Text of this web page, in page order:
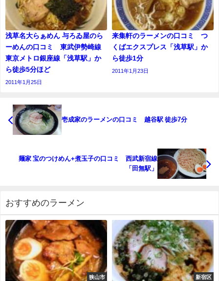
浅草名大らぁめん 与ろゐ屋のら
ーめんの口コミ 東武伊勢崎線
東京メトロ銀座線「浅草駅」か
ら徒歩5分ほど
2011年1月25日
来集軒のラーメンの口コミ つ
くばエクスプレス「浅草駅」か
ら徒歩1分
2011年1月23日
壱成家のラーメンの口コミ 越谷駅 徒歩7分
麺家 宝のつけめん+煮玉子の口コミ 西武新宿線
「田無駅」
おすすめのラーメン
狭山市 新宿区